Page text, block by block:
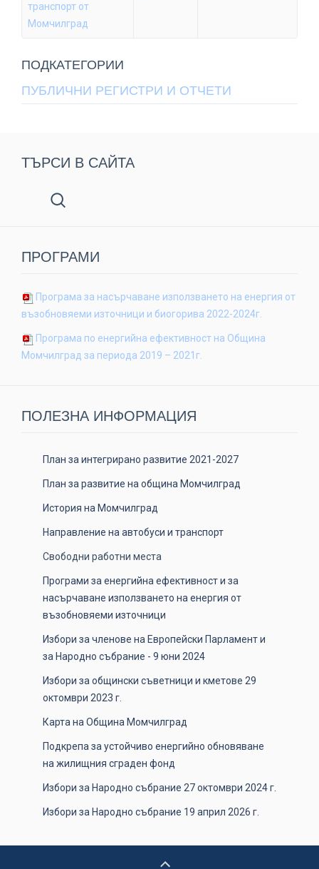
транспорт от
Момчилград
ПОДКАТЕГОРИИ
ПУБЛИЧНИ РЕГИСТРИ И ОТЧЕТИ
ТЪРСИ В САЙТА
ПРОГРАМИ
Програма за насърчаване използването на енергия от
възобновяеми източници и биогорива 2022-2024г.
Програма по енергийна ефективност на Община
Момчилград за периода 2019 – 2021г.
ПОЛЕЗНА ИНФОРМАЦИЯ
План за интегрирано развитие 2021-2027
План за развитие на община Момчилград
История на Момчилград
Направление на автобуси и транспорт
Свободни работни места
Програми за енергийна ефективност и за
насърчаване използването на енергия от
възобновяеми източници
Избори за членове на Европейски Парламент и
за Народно събрание - 9 юни 2024
Избори за общински съветници и кметове 29
октомври 2023 г.
Карта на Община Момчилград
Подкрепа за устойчиво енергийно обновяване
на жилищния сграден фонд
Избори за Народно събрание 27 октомври 2024 г.
Избори за Народно събрание 19 април 2026 г.